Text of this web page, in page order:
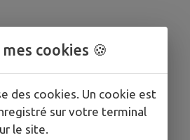
cookies 🍪
des cookies. Un cookie est
sur votre terminal
le site.